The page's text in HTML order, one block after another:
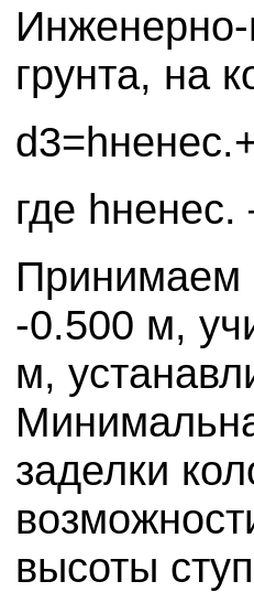
Инженерно-
грунта, на
где
Принимаем
-0.500 м,
м,
заделки
высоты